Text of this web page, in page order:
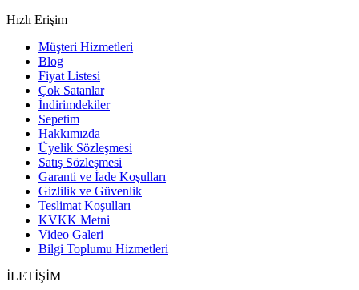
Hızlı Erişim
Müşteri Hizmetleri
Blog
Fiyat Listesi
Çok Satanlar
İndirimdekiler
Sepetim
Hakkımızda
Üyelik Sözleşmesi
Satış Sözleşmesi
Garanti ve İade Koşulları
Gizlilik ve Güvenlik
Teslimat Koşulları
KVKK Metni
Video Galeri
Bilgi Toplumu Hizmetleri
İLETİŞİM